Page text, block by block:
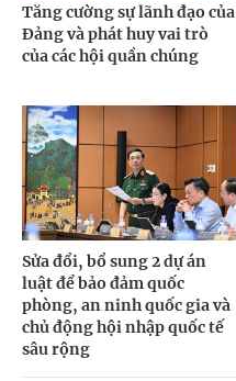
Tăng cường sự lãnh đạo của
Đảng và phát huy vai trò
của các hội quần chúng
Sửa đổi, bổ sung 2 dự án
luật để bảo đảm quốc
phòng, an ninh quốc gia và
chủ động hội nhập quốc tế
sâu rộng